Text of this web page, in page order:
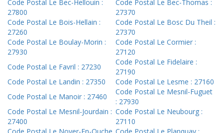
Code Postal Le Bec-Hellouin :
27800
Code Postal Le Bec-Thomas :
27370
Code Postal Le Bois-Hellain :
27260
Code Postal Le Bosc Du Theil :
27370
Code Postal Le Boulay-Morin :
27930
Code Postal Le Cormier :
27120
Code Postal Le Favril : 27230
Code Postal Le Fidelaire :
27190
Code Postal Le Landin : 27350
Code Postal Le Lesme : 27160
Code Postal Le Manoir : 27460
Code Postal Le Mesnil-Fuguet
: 27930
Code Postal Le Mesnil-Jourdain :
27400
Code Postal Le Neubourg :
27110